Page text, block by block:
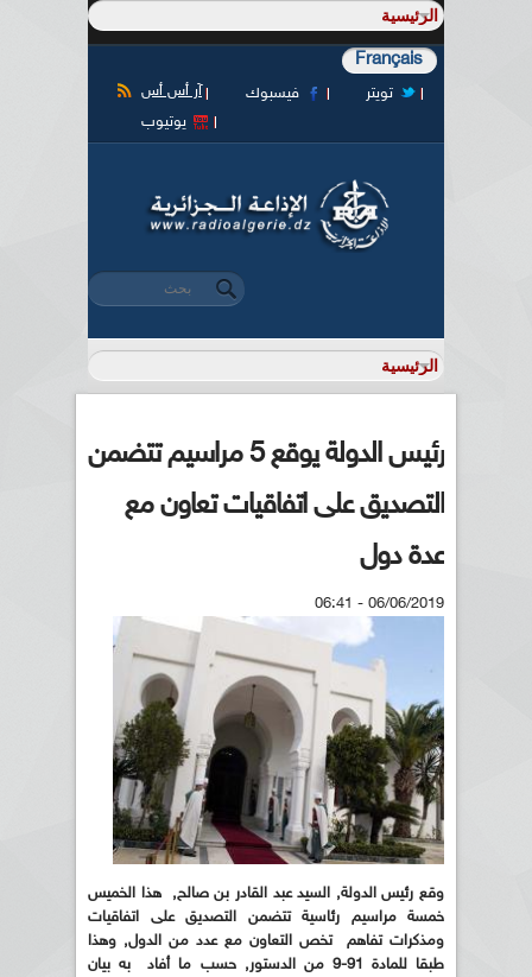
Français
آر أس أس فيسبوك
تويتر
يوتيوب
استمارة البحث
‏بحث ‏
رئيس الدولة يوقع 5 مراسيم تتضمن
التصديق على اتفاقيات تعاون مع
عدة دول
06/06/2019 - 06:41
وقع رئيس الدولة, السيد عبد القادر بن صالح, هذا الخميس
خمسة مراسيم رئاسية تتضمن التصديق على اتفاقيات
ومذكرات تفاهم تخص التعاون مع عدد من الدول, وهذا
طبقا للمادة 91-9 من الدستور, حسب ما أفاد به بيان